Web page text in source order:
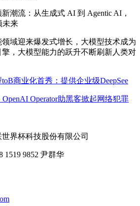
流：从生成式 AI 到 Agentic AI，
未来
迎来爆发式增长，大模型技术成为
，大模型能力的跃升不断刷新人类对
商业化首秀：提供企业级DeepSee
Operator助黑客掀起网络犯罪
1519 9852 尹群华